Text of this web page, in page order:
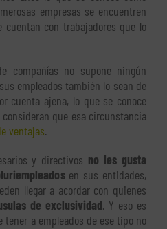
empresas se encuentren
con trabajadores que lo
compañías no supone ningún
empleados también lo sean de
cuenta ajena, lo que se conoce
que esa circunstancia
ventajas.
y directivos no les gusta
en sus entidades,
llegar a acordar con quienes
de exclusividad. Y eso es
tener a empleados de ese tipo no